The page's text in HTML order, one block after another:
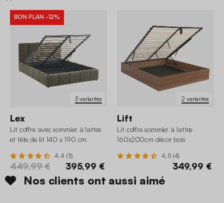
3 variantes
BON PLAN -12%
Lex
Lit coffre avec sommier à lattes
et tête de lit 140 x 190 cm
4.4 (11)
449,99 € 395,99 €
2 variantes
Lift
Lit coffre sommier à lattes
160x200cm décor bois
4.5 (4)
349,99 €
Nos clients ont aussi aimé